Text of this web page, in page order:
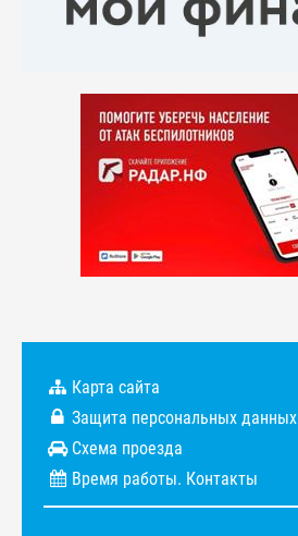
Карта сайта
Защита персональных данных
Схема проезда
Время работы. Контакты